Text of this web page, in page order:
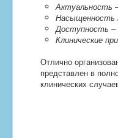
Актуальность
Насыщенность
Доступность –
Клинические
Отлично
представлен в
клинических